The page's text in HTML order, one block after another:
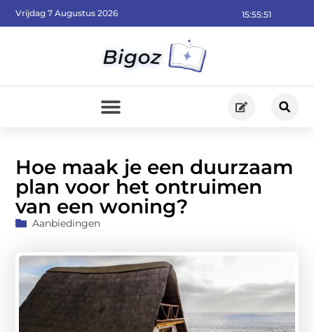
15:55:53
Vrijdag 7 Augustus 2026
Hoe maak je een duurzaam
plan voor het ontruimen
van een woning?
Aanbiedingen